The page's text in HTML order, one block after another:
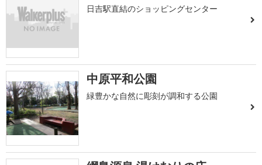
日吉駅直結のショッピングセンター
中原平和公園
緑豊かな自然に彫刻が調和する公園